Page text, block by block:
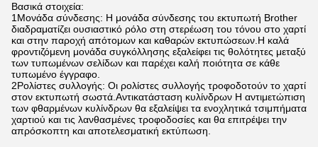
Βασικά στοιχεία:
1Μονάδα σύνδεσης: Η μονάδα σύνδεσης του εκτυπωτή Brother
διαδραματίζει ουσιαστικό ρόλο στη στερέωση του τόνου στο χαρτί
και στην παροχή απότομων και καθαρών εκτυπώσεων.Η καλά
φροντιζόμενη μονάδα συγκόλλησης εξαλείφει τις θολότητες μεταξύ
των τυπωμένων σελίδων και παρέχει καλή ποιότητα σε κάθε
τυπωμένο έγγραφο.
2Ρολίστες συλλογής: Οι ρολίστες συλλογής τροφοδοτούν το χαρτί
στον εκτυπωτή σωστά.Αντικατάσταση κυλίνδρων Η αντιμετώπιση
των φθαρμένων κυλίνδρων θα εξαλείψει τα ενοχλητικά τσιμπήματα
χαρτιού και τις λανθασμένες τροφοδοσίες και θα επιτρέψει την
απρόσκοπτη και αποτελεσματική εκτύπωση.